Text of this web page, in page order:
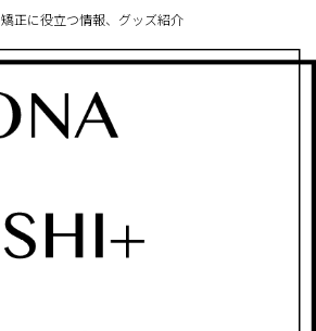
正に役立つ情報、グッズ紹介